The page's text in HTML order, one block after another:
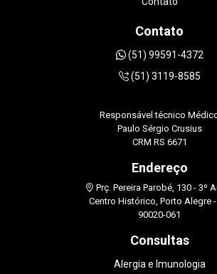
Contato
(51) 99591-4372
(51) 3119-8585
Responsável técnico
Paulo Sérgio Crusius
CRM RS 6671
Endereço
Prç. Pereira Parobé, 130 - 3º
Centro Histórico, Porto Alegre -
90020-061
Consultas
Alergia e Imunologia